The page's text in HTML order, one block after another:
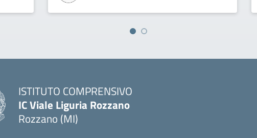
ISTITUTO COMPRENSIVO
IC Viale Liguria Rozzano
Rozzano (MI)